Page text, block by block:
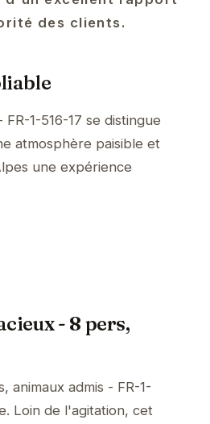
des clients.
1-516-17 se distingue
atmosphère paisible et
une expérience
- 8 pers,
admis - FR-1-
Loin de l'agitation, cet